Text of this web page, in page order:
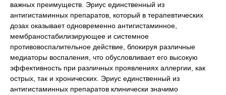
важных преимуществ. Эриус единственный из
антигистаминных препаратов, который в терапевтических
дозах оказывает одновременно антигистаминное,
мембраностабилизирующее и системное
противовоспалительное действие, блокируя различные
медиаторы воспаления, что обусловливает его высокую
эффективность при различных проявлениях аллергии, как
острых, так и хронических. Эриус единственный из
антигистаминных препаратов клинически значимо